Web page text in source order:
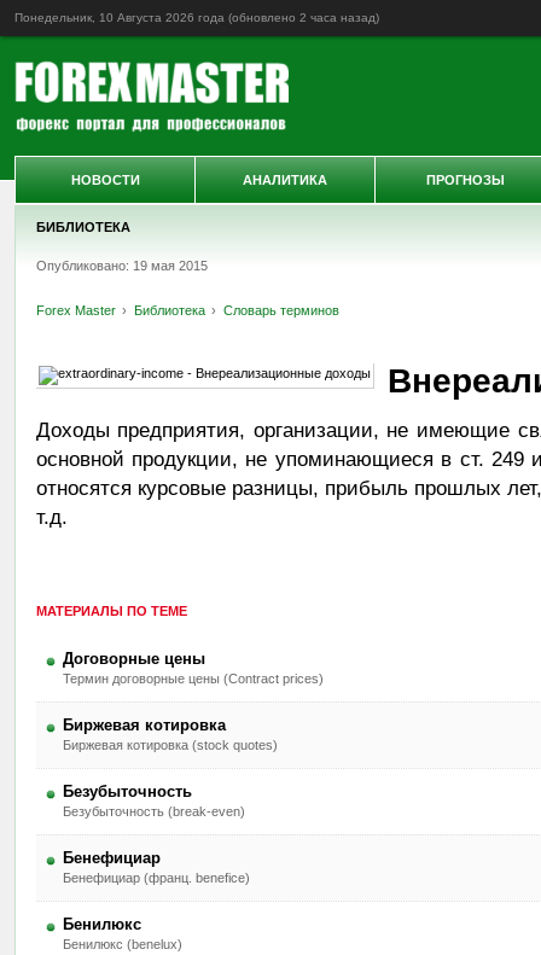
Понедельник, 10 Августа 2026 года (обновлено 2 часа назад)
БИБЛИОТЕКА
Опубликовано: 19 мая 2015
Forex Master Библиотека Словарь терминов
Доходы предприятия, организации, не имеющие
основной продукции, не упоминающиеся в ст.
относятся курсовые разницы, прибыль прошлых
т.д.
МАТЕРИАЛЫ ПО ТЕМЕ
Договорные цены
Термин договорные цены (Contract prices)
Биржевая котировка
Биржевая котировка (stock quotes)
Безубыточность
Безубыточность (break-even)
Бенефициар
Бенефициар (франц. benefice)
Бенилюкс
Бенилюкс (benelux)
НОВОСТИ АНАЛИТИКА ПРОГНОЗЫ